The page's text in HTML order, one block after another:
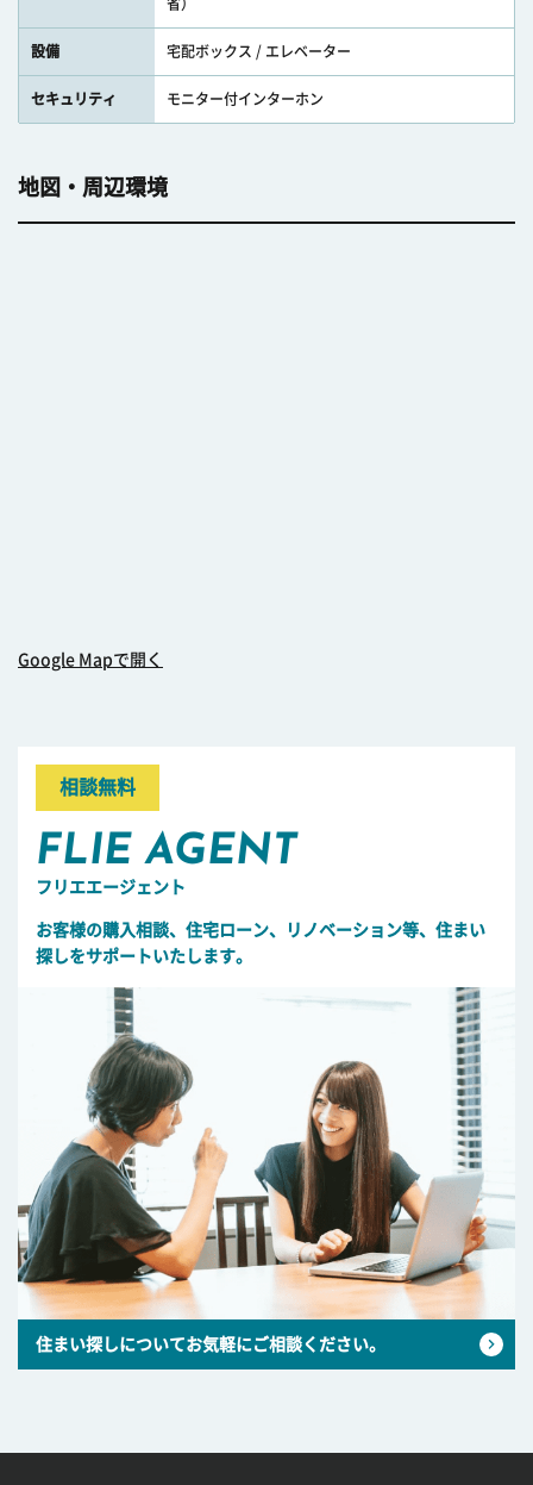
省）
設備 宅配ボックス / エレベーター
セキュリティ モニター付インターホン
地図・周辺環境
Google Mapで開く
相談無料
FLIE AGENT
フリエエージェント
お客様の購入相談、住宅ローン、リノベーション等、住まい
探しをサポートいたします。
住まい探しについてお気軽にご相談ください。